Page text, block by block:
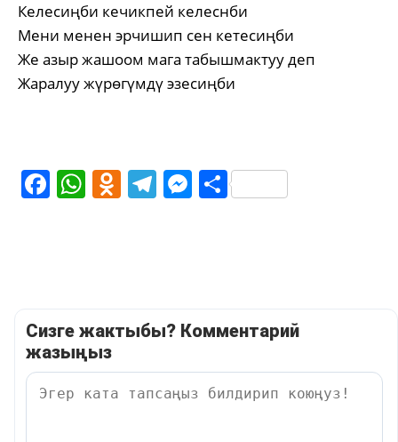
Келесиңби кечикпей келеснби
Мени менен эрчишип сен кетесиңби
Же азыр жашоом мага табышмактуу деп
Жаралуу жүрөгүмдү эзесиңби
Facebook
WhatsApp
Odnoklassniki
Telegram
Messenger
Share
Сизге жактыбы? Комментарий
жазыңыз